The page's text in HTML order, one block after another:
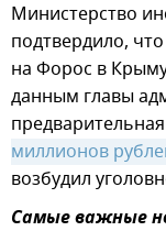
Министерство
подтвердило,
на Форос в
данным главы
миллионов
возбудил
Самые важные